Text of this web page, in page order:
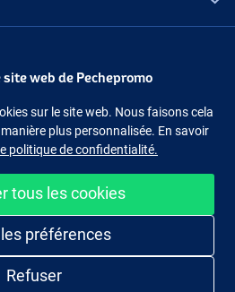
Facebook Instagram
site web de Pechepromo
sur le site web. Nous faisons cela
plus personnalisée. En savoir
politique de confidentialité.
tous les cookies
préférences
Refuser